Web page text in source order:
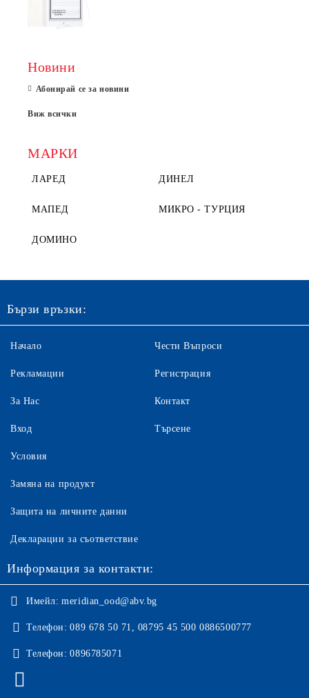
Новини
Абонирай се за новини
Виж всички
МАРКИ
ЛАРЕД ДИНЕЛ
МАПЕД МИКРО - ТУРЦИЯ
ДОМИНО
Бързи връзки:
Начало
Рекламации
За Нас
Вход
Чести Въпроси
Регистрация
Контакт
Търсене
Условия
Замяна на продукт
Защита на личните данни
Декларации за съответствие
Информация за контакти:
Имейл: meridian_ood@abv.bg
Телефон: 089 678 50 71, 08795 45 500 0886500777
Телефон: 0896785071